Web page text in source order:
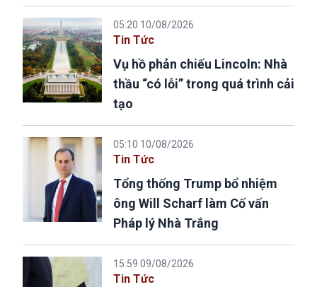
05:20 10/08/2026
Tin Tức
Vụ hồ phản chiếu Lincoln: Nhà
thầu “có lỗi” trong quá trình cải
tạo
05:10 10/08/2026
Tin Tức
Tổng thống Trump bổ nhiệm
ông Will Scharf làm Cố vấn
Pháp lý Nhà Trắng
15:59 09/08/2026
Tin Tức